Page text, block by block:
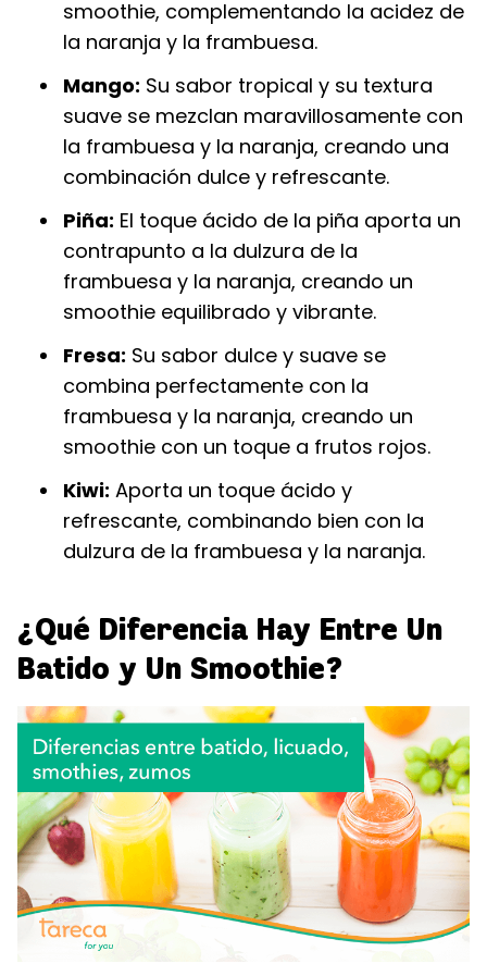
smoothie, complementando la acidez de
la naranja y la frambuesa.
Mango: Su sabor tropical y su textura
suave se mezclan maravillosamente con
la frambuesa y la naranja, creando una
combinación dulce y refrescante.
Piña: El toque ácido de la piña aporta un
contrapunto a la dulzura de la
frambuesa y la naranja, creando un
smoothie equilibrado y vibrante.
Fresa: Su sabor dulce y suave se
combina perfectamente con la
frambuesa y la naranja, creando un
smoothie con un toque a frutos rojos.
Kiwi: Aporta un toque ácido y
refrescante, combinando bien con la
dulzura de la frambuesa y la naranja.
¿Qué Diferencia Hay Entre Un
Batido y Un Smoothie?